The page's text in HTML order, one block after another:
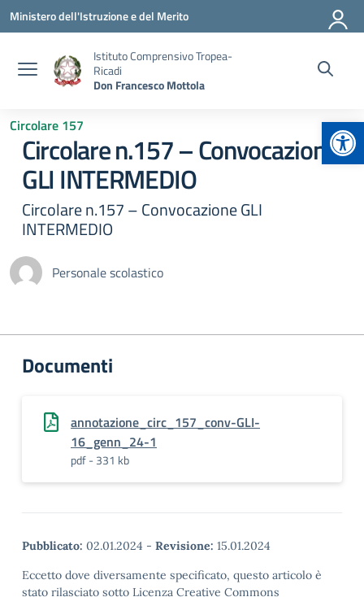
Vai ai contenuti
Vai al menu di navigazione
Vai al footer
Ministero dell'Istruzione e del Merito
Istituto Comprensivo Tropea-
Ricadi
Don Francesco Mottola
Circolare 157
Circolare n.157 – Convocazione
GLI INTERMEDIO
Circolare n.157 – Convocazione GLI
INTERMEDIO
Personale scolastico
Documenti
annotazione_circ_157_conv-GLI-
16_genn_24-1
pdf - 331 kb
Pubblicato: 02.01.2024 - Revisione: 15.01.2024
Eccetto dove diversamente specificato, questo articolo è
stato rilasciato sotto Licenza Creative Commons